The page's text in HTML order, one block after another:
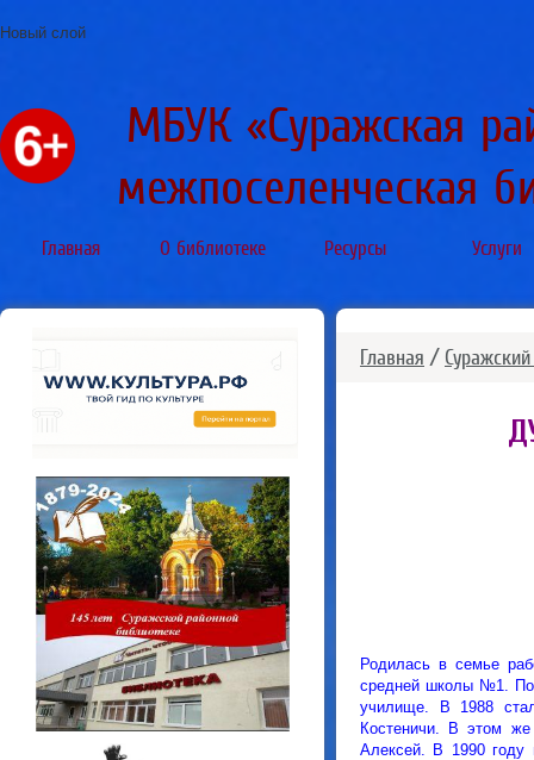
МБУК «Суражская
межпоселенческая
Главная О библиотеке Ресурсы Услуги
Новый слой
Главная /
Родилась в семье
средней школы №1. По
училище. В 1988
Костеничи. В этом
Алексей. В 1990 году